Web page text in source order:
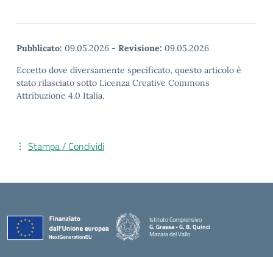
Pubblicato: 09.05.2026 - Revisione: 09.05.2026
Eccetto dove diversamente specificato, questo articolo è
stato rilasciato sotto Licenza Creative Commons
Attribuzione 4.0 Italia.
Stampa / Condividi
Istituto Comprensivo
G. Grassa - G. B. Quinci
Mazara del Vallo